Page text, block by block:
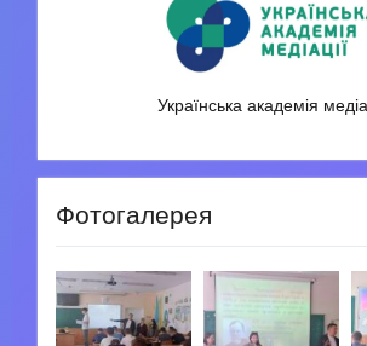
Українська академія
Фотогалерея